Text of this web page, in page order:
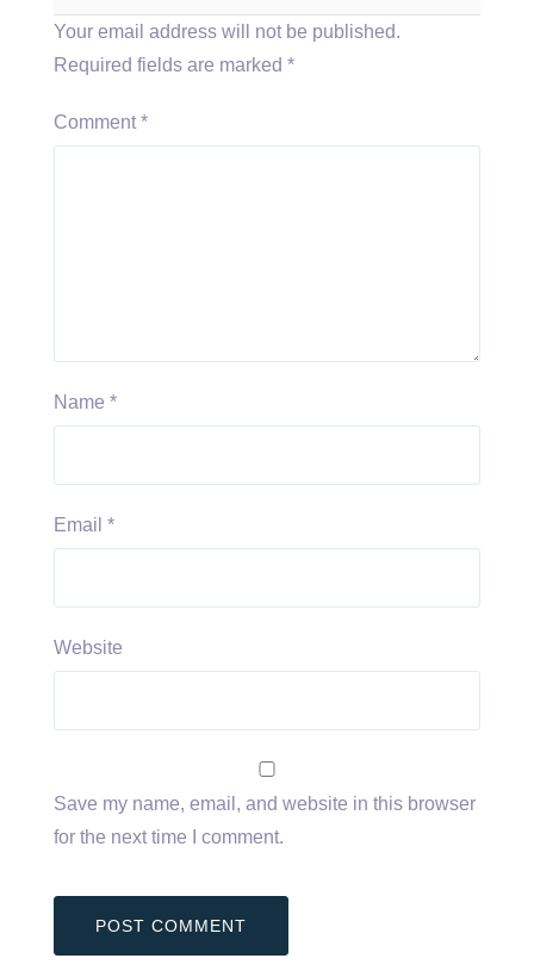
Your email address will not be published.
Required fields are marked *
Comment *
Name *
Email *
Website
Save my name, email, and website in this browser
for the next time I comment.